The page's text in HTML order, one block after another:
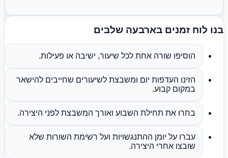
בנו לוח זמנים בארבעה שלבים
הוסיפו שורה אחת לכל שיעור, ישיבה או פעילות.
הזינו העדפות יום ומשבצת לשיעורים שחייבים להישאר
במקום קבוע.
בחרו את תחילת השבוע ואורך המשבצת לפני היצירה.
עברו על יומן ההתנגשויות ועל רשימת השורות שלא
שובצו אחרי היצירה.